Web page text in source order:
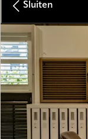
Sluiten